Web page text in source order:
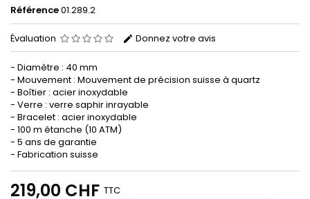
Référence01.289.2
Évaluation Donnez votre avis
- Diamètre : 40 mm
- Mouvement : Mouvement de précision suisse à quartz
- Boîtier : acier inoxydable
- Verre : verre saphir inrayable
- Bracelet : acier inoxydable
- 100 m étanche (10 ATM)
- 5 ans de garantie
- Fabrication suisse
219,00 CHF TTC